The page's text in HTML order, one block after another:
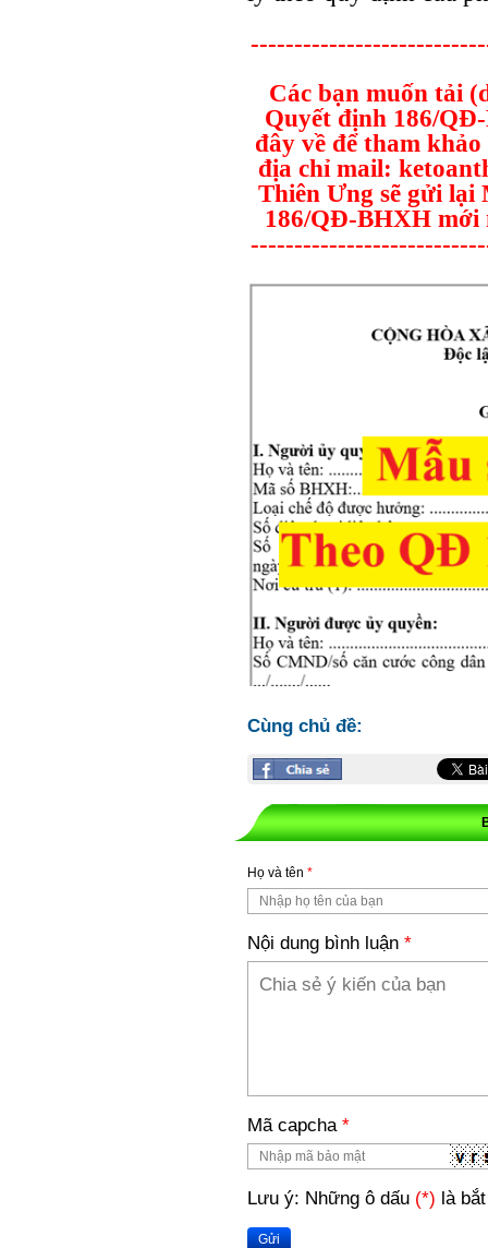
Các bạn muốn tải
Quyết định 186/
đây về để tham
địa chỉ mail:
Thiên Ưng sẽ gửi lại
186/QĐ-BHXH mới
Cùng chủ đề:
Họ và tên *
Nội dung bình luận *
Mã capcha *
Lưu ý: Những ô dấu (*) là
Gửi